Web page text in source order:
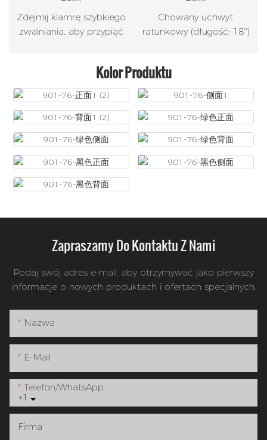
Zdejmij klamrę szybkiego
zwalniania, aby przypiąć
Chowany uchwyt
ratunkowy (długość: 18'')
Kolor Produktu
Zapraszamy Do Kontaktu Z Nami
Podaj swój adres e-mail, aby otrzymywać jako pierwszy
informacje o nowych produktach i ofertach specjalnych.
Nazwa
E-Mail
+1
Telefon/WhatsApp
Firma